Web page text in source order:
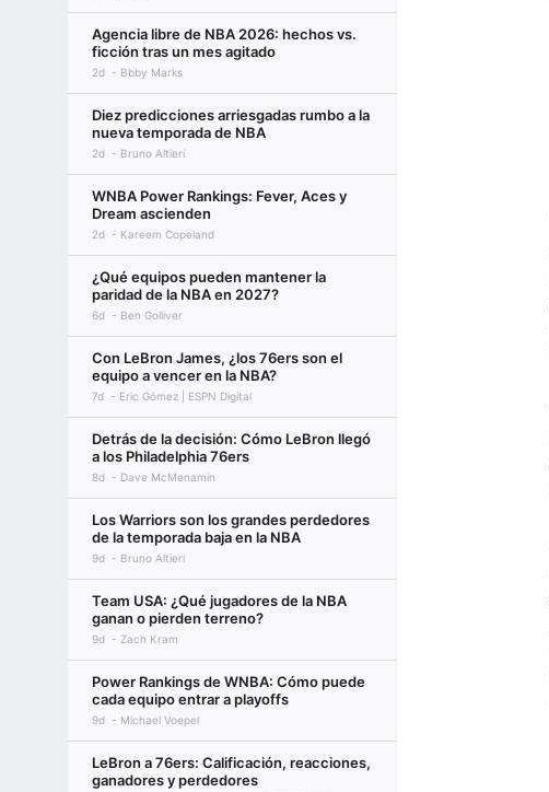
Agencia libre de NBA 2026: hechos vs.
ficción tras un mes agitado
2d Bbby Marks
Diez predicciones arriesgadas rumbo a la
nueva temporada de NBA
2d Bruno Altieri
WNBA Power Rankings: Fever, Aces y
Dream ascienden
2d Kareem Copeland
¿Qué equipos pueden mantener la
paridad de la NBA en 2027?
6d Ben Golliver
Con LeBron James, ¿los 76ers son el
equipo a vencer en la NBA?
7d Eric Gómez | ESPN Digital
Detrás de la decisión: Cómo LeBron llegó
a los Philadelphia 76ers
8d Dave McMenamin
Los Warriors son los grandes perdedores
de la temporada baja en la NBA
9d Bruno Altieri
Team USA: ¿Qué jugadores de la NBA
ganan o pierden terreno?
9d Zach Kram
Power Rankings de WNBA: Cómo puede
cada equipo entrar a playoffs
9d Michael Voepel
LeBron a 76ers: Calificación, reacciones,
ganadores y perdedores